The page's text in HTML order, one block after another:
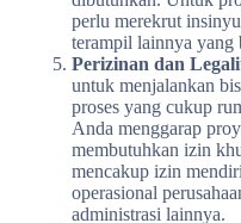
perlu merekrut
terampil lainnya yang
Perizinan dan
untuk menjalankan
proses yang cukup
Anda menggarap
membutuhkan izin
mencakup izin
operasional
administrasi lainnya.